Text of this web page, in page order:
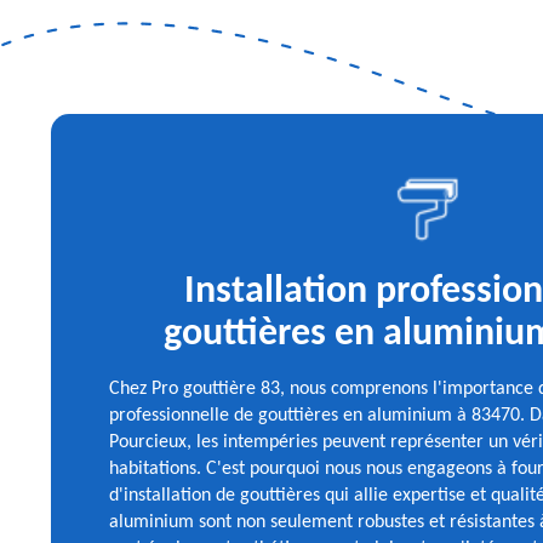
Installation
gouttières en
Chez Pro gouttière 83, nous comprenons l'importance
professionnelle de gouttières en aluminium à 83470.
Pourcieux, les intempéries peuvent représenter un
habitations. C'est pourquoi nous nous engageons à
d'installation de gouttières qui allie expertise et
aluminium sont non seulement robustes et résistantes